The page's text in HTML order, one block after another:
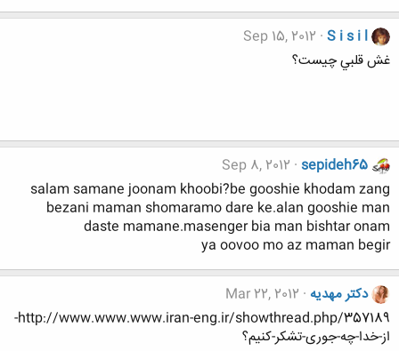
S i s i l
Sep 15, 2012
غش قلبي چيست؟
sepideh65
Sep 8, 2012
salam samane joonam khoobi?be gooshie khodam zang
bezani maman shomaramo dare ke.alan gooshie man
daste mamane.masenger bia man bishtar onam
ya oovoo mo az maman begir
دکتر مهدیه Mar 22, 2012
http://www.www.www.iran-eng.ir/showthread.php/357189-
از-خدا-چه-جوری-تشکر-کنیم؟